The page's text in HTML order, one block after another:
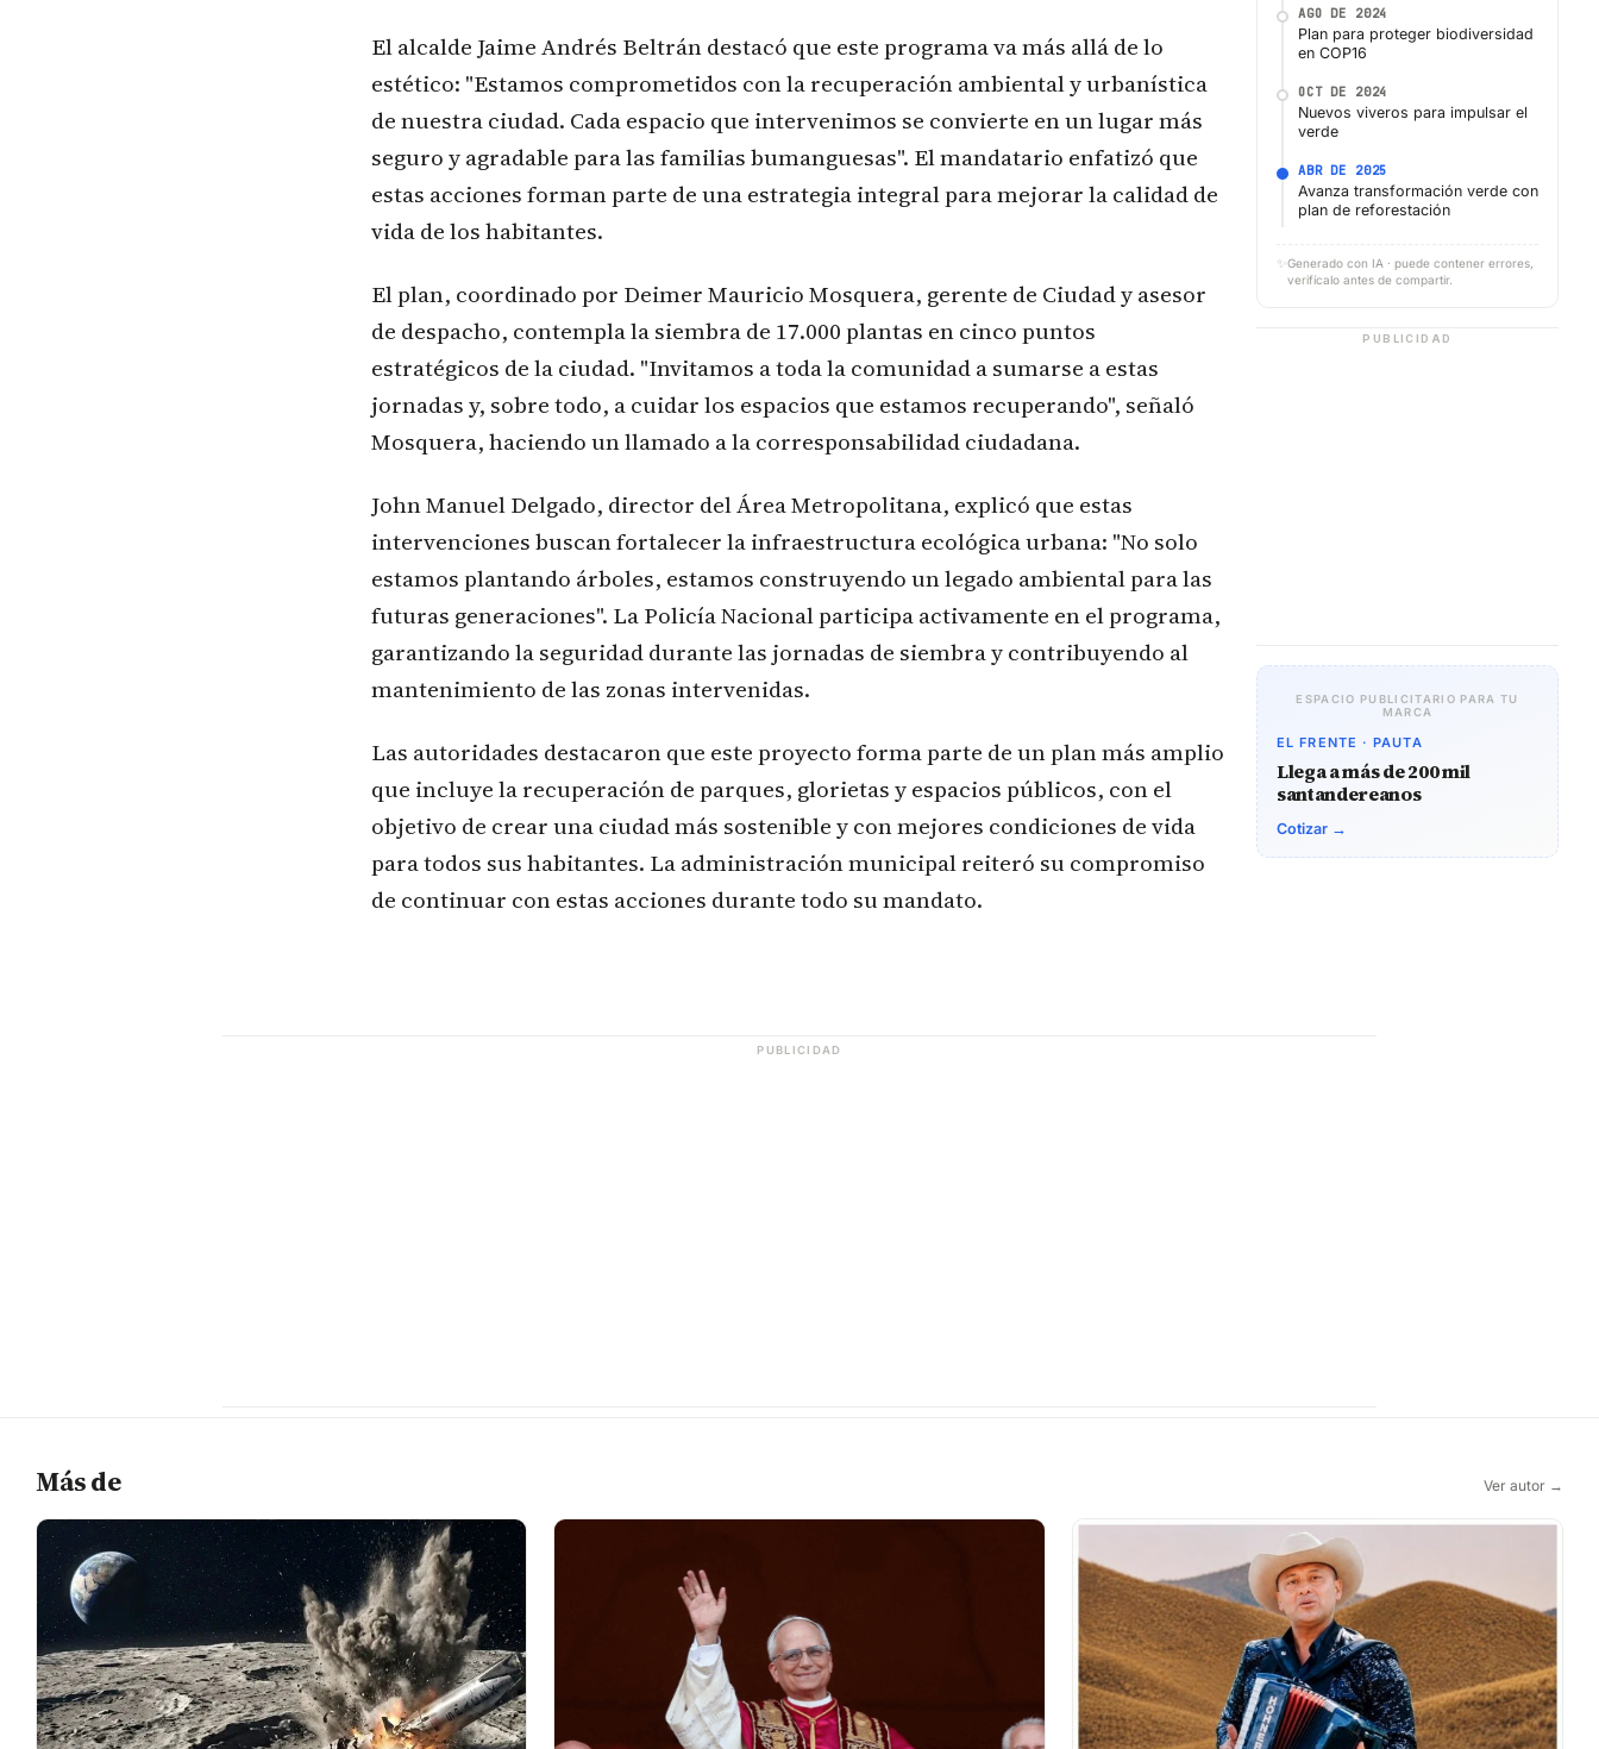
El alcalde Jaime Andrés Beltrán destacó que este programa va más allá de lo
estético: "Estamos comprometidos con la recuperación ambiental y urbanística
de nuestra ciudad. Cada espacio que intervenimos se convierte en un lugar más
seguro y agradable para las familias bumanguesas". El mandatario enfatizó que
estas acciones forman parte de una estrategia integral para mejorar la calidad de
vida de los habitantes.
El plan, coordinado por Deimer Mauricio Mosquera, gerente de Ciudad y asesor
de despacho, contempla la siembra de 17.000 plantas en cinco puntos
estratégicos de la ciudad. "Invitamos a toda la comunidad a sumarse a estas
jornadas y, sobre todo, a cuidar los espacios que estamos recuperando", señaló
Mosquera, haciendo un llamado a la corresponsabilidad ciudadana.
John Manuel Delgado, director del Área Metropolitana, explicó que estas
intervenciones buscan fortalecer la infraestructura ecológica urbana: "No solo
estamos plantando árboles, estamos construyendo un legado ambiental para las
futuras generaciones". La Policía Nacional participa activamente en el programa,
garantizando la seguridad durante las jornadas de siembra y contribuyendo al
mantenimiento de las zonas intervenidas.
Las autoridades destacaron que este proyecto forma parte de un plan más amplio
que incluye la recuperación de parques, glorietas y espacios públicos, con el
objetivo de crear una ciudad más sostenible y con mejores condiciones de vida
para todos sus habitantes. La administración municipal reiteró su compromiso
de continuar con estas acciones durante todo su mandato.
AGO DE 2024
Plan para proteger biodiversidad
en COP16
OCT DE 2024
Nuevos viveros para impulsar el
verde
ABR DE 2025
Avanza transformación verde con
plan de reforestación
✨ Generado con IA · puede contener errores,
verifícalo antes de compartir.
PUBLICIDAD
ESPACIO PUBLICITARIO PARA TU
MARCA
EL FRENTE · PAUTA
Llega a más de 200 mil
santandereanos
Cotizar →
PUBLICIDAD
Más de Ver autor →